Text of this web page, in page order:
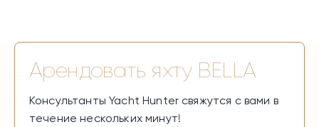
Арендовать яхту BELLA
Консультанты Yacht Hunter свяжутся с вами в
течение нескольких минут!